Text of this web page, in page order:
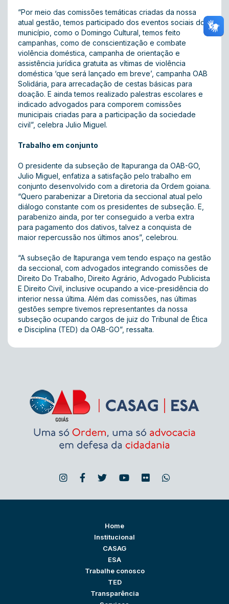
“Por meio das comissões temáticas criadas da nossa
atual gestão, temos participado dos eventos sociais do
município, como o Domingo Cultural, temos feito
campanhas, como de conscientização e combate
violência doméstica, campanha de orientação e
assistência jurídica gratuita as vítimas de violência
doméstica ‘que será lançado em breve’, campanha OAB
Solidária, para arrecadação de cestas básicas para
doação. E ainda temos realizado palestras escolares e
indicado advogados para comporem comissões
municipais criadas para a participação da sociedade
civil”, celebra Julio Miguel.
Trabalho em conjunto
O presidente da subseção de Itapuranga da OAB-GO,
Julio Miguel, enfatiza a satisfação pelo trabalho em
conjunto desenvolvido com a diretoria da Ordem goiana.
“Quero parabenizar a Diretoria da seccional atual pelo
diálogo constante com os presidentes de subseção. E,
parabenizo ainda, por ter conseguido a verba extra
para pagamento dos dativos, talvez a conquista de
maior repercussão nos últimos anos”, celebrou.
“A subseção de Itapuranga vem tendo espaço na gestão
da seccional, com advogados integrando comissões de
Direito Do Trabalho, Direito Agrário, Advogado Publicista
E Direito Civil, inclusive ocupando a vice-presidência do
interior nessa última. Além das comissões, nas últimas
gestões sempre tivemos representantes da nossa
subseção ocupando cargos de juiz do Tribunal de Ética
e Disciplina (TED) da OAB-GO”, ressalta.
Home
Institucional
CASAG
ESA
Trabalhe conosco
TED
Transparência